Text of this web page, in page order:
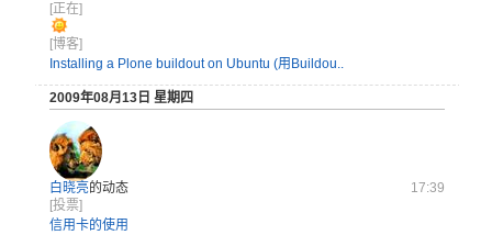
[正在]
[博客]
Installing a Plone buildout on Ubuntu (用Buildou..
2009年08月13日 星期四
白晓亮的动态
17:39
[投票]
信用卡的使用